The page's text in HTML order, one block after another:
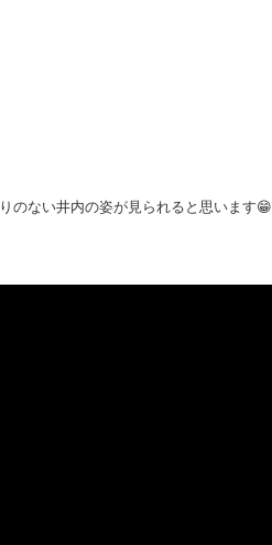
のない井内の姿が見られると思います😁